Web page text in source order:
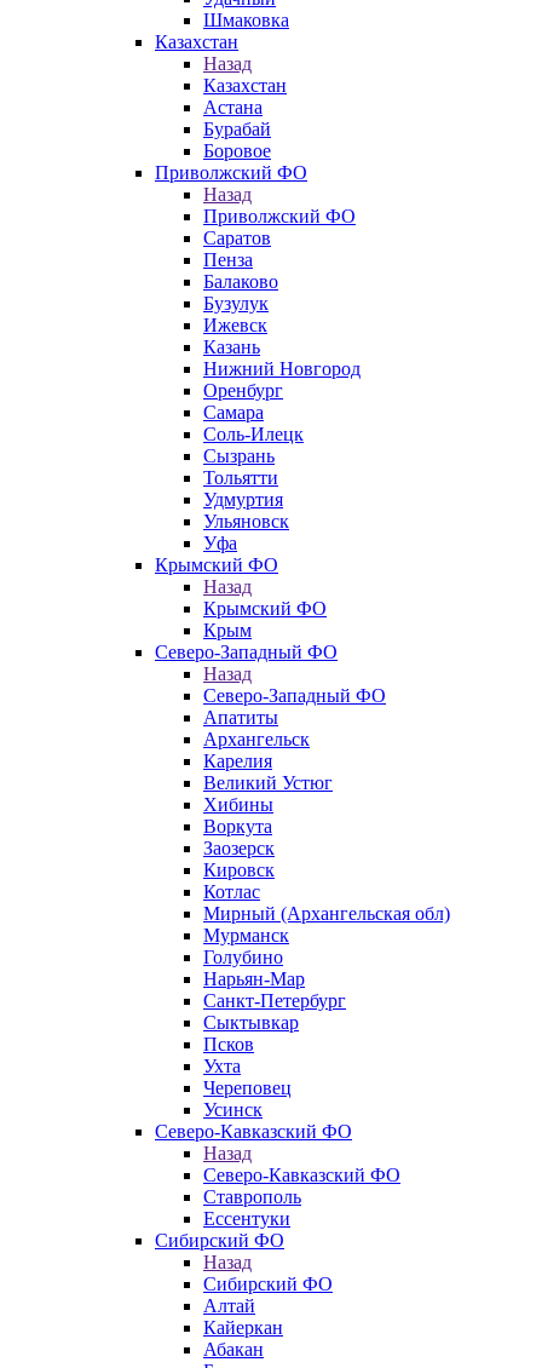
Шмаковка
Казахстан
Назад
Казахстан
Астана
Бурабай
Боровое
Приволжский ФО
Назад
Приволжский ФО
Саратов
Пенза
Балаково
Бузулук
Ижевск
Казань
Нижний Новгород
Оренбург
Самара
Соль-Илецк
Сызрань
Тольятти
Удмуртия
Ульяновск
Уфа
Крымский ФО
Назад
Крымский ФО
Крым
Северо-Западный ФО
Назад
Северо-Западный ФО
Апатиты
Архангельск
Карелия
Великий Устюг
Хибины
Воркута
Заозерск
Кировск
Котлас
Мирный (Архангельская обл)
Мурманск
Голубино
Нарьян-Мар
Санкт-Петербург
Сыктывкар
Псков
Ухта
Череповец
Усинск
Северо-Кавказский ФО
Назад
Северо-Кавказский ФО
Ставрополь
Ессентуки
Сибирский ФО
Назад
Сибирский ФО
Алтай
Кайеркан
Абакан